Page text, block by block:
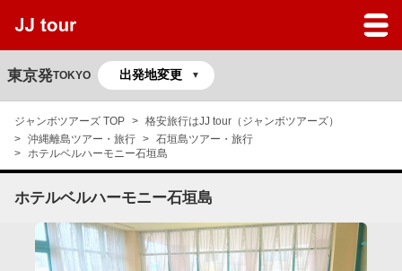
東京発TOKYO
JJツアーのサービスガイド
よくある質問
予約の確認
ジャンボツアーズ TOP
格安旅行はJJ tour（ジャンボツアーズ）
沖縄離島ツアー・旅行
石垣島ツアー・旅行
ホテルベルハーモニー石垣島
ホテルベルハーモニー石垣島